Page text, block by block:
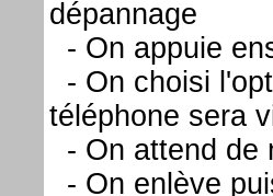
dépannage
- On appuie
- On choisi
téléphone sera
- On attend de
- On enlève